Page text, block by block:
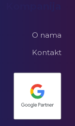
O nama
Kontakt